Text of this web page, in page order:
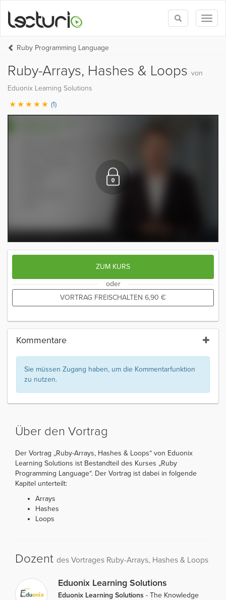
Toggle
search
Ruby Programming Language
Ruby-Arrays, Hashes & Loops von
Eduonix Learning Solutions
(1)
ZUM KURS
oder
VORTRAG FREISCHALTEN 6,90 €
Kommentare
Sie müssen Zugang haben, um die Kommentarfunktion
zu nutzen.
Über den Vortrag
Der Vortrag „Ruby-Arrays, Hashes & Loops“ von Eduonix
Learning Solutions ist Bestandteil des Kurses „Ruby
Programming Language“. Der Vortrag ist dabei in folgende
Kapitel unterteilt:
Arrays
Hashes
Loops
Dozent des Vortrages Ruby-Arrays, Hashes & Loops
Eduonix Learning Solutions
Eduonix Learning Solutions - The Knowledge